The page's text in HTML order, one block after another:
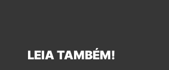
LEIA TAMBÉM!